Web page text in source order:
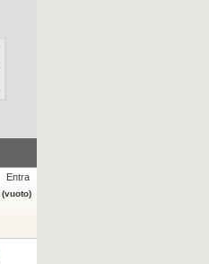
Entra
(vuoto)